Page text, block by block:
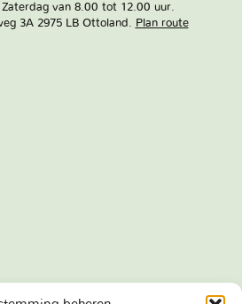
Zaterdag van 8.00 tot 12.00 uur.
3A 2975 LB Ottoland. Plan route